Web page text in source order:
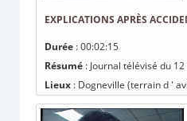
EXPLICATIONS APRÈS
Durée : 00:02:15
Résumé : Journal télévisé du
Lieux : Dogneville (terrain d '